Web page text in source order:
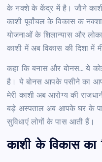
के नक्शे के केंद्र में है। जाैने
काशी पूर्वांचल के विकास क
योजनाओं के शिलान्यास और
काशी में अब विकास की दिशा में
कहा कि बनास और बोनस… ये
है। ये बोनस आपके पसीने का
मेरी काशी अब आरोग्य की
बड़े अस्पताल अब आपके घर के
सुविधाएं लोगों के पास आती हैं।
काशी के विकास का